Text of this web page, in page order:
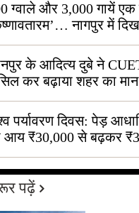
ग्वाले और 3,000 गायें
नागपुर में
बोले, “ऐसा तो सिर्फ़
के आदित्य दुबे ने
कर बढ़ाया शहर का मान
पर्यावरण दिवस: पेड़
आय ₹30,000 से बढ़कर
पढ़ें